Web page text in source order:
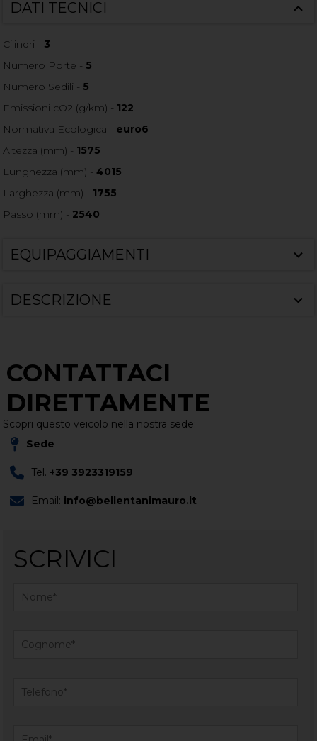
DATI TECNICI
Cilindri - 3
Numero Porte - 5
Numero Sedili - 5
Emissioni cO2 (g/km) - 122
Normativa Ecologica - euro6
Altezza (mm) - 1575
Lunghezza (mm) -4015
Larghezza (mm) - 1755
Passo (mm) - 2540
EQUIPAGGIAMENTI
DESCRIZIONE
CONTATTACI
DIRETTAMENTE
Scopri questo veicolo nella nostra sede:
Sede
Tel.+39 3923319159
Email: info@bellentanimauro.it
SCRIVICI